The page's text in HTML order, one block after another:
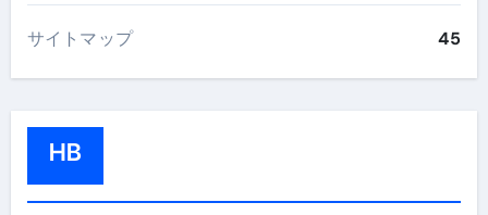
サイトマップ 45
HB